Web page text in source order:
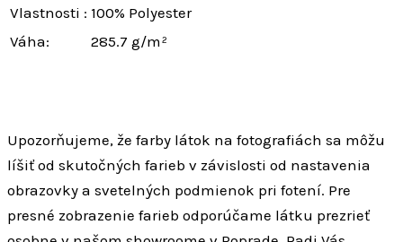
Vlastnosti : 100% Polyester
Váha:
285.7 g/m²
Upozorňujeme, že farby látok na fotografiách sa môžu
líšiť od skutočných farieb v závislosti od nastavenia
obrazovky a svetelných podmienok pri fotení. Pre
presné zobrazenie farieb odporúčame látku prezrieť